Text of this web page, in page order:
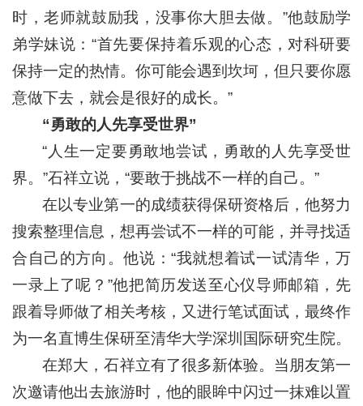
时，老师就鼓励我，没事你大胆去做。”他鼓励学
弟学妹说：“首先要保持着乐观的心态，对科研要
保持一定的热情。你可能会遇到坎坷，但只要你愿
意做下去，就会是很好的成长。”
“勇敢的人先享受世界”
“人生一定要勇敢地尝试，勇敢的人先享受世
界。”石祥立说，“要敢于挑战不一样的自己。”
在以专业第一的成绩获得保研资格后，他努力
搜索整理信息，想再尝试不一样的可能，并寻找适
合自己的方向。他说：“我就想着试一试清华，万
一录上了呢？”他把简历发送至心仪导师邮箱，先
跟着导师做了相关考核，又进行笔试面试，最终作
为一名直博生保研至清华大学深圳国际研究生院。
在郑大，石祥立有了很多新体验。当朋友第一
次邀请他出去旅游时，他的眼眸中闪过一抹难以置